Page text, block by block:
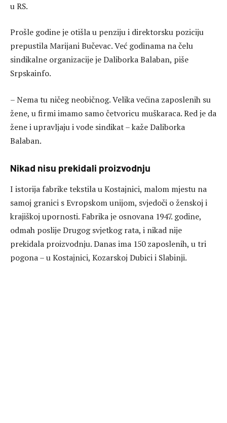
u RS.
Prošle godine je otišla u penziju i direktorsku poziciju
prepustila Marijani Bučevac. Već godinama na čelu
sindikalne organizacije je Daliborka Balaban, piše
Srpskainfo.
– Nema tu ničeg neobičnog. Velika većina zaposlenih su
žene, u firmi imamo samo četvoricu muškaraca. Red je da
žene i upravljaju i vode sindikat – kaže Daliborka
Balaban.
Nikad nisu prekidali proizvodnju
I istorija fabrike tekstila u Kostajnici, malom mjestu na
samoj granici s Evropskom unijom, svjedoči o ženskoj i
krajiškoj upornosti. Fabrika je osnovana 1947. godine,
odmah poslije Drugog svjetkog rata, i nikad nije
prekidala proizvodnju. Danas ima 150 zaposlenih, u tri
pogona – u Kostajnici, Kozarskoj Dubici i Slabinji.